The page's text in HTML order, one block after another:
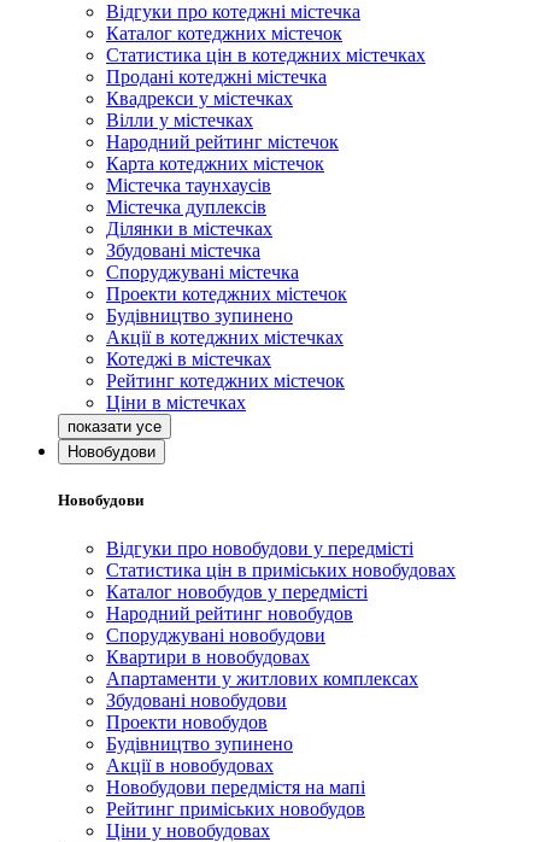
Відгуки про котеджні містечка
Каталог котеджних містечок
Статистика цін в котеджних містечках
Продані котеджні містечка
Квадрекси у містечках
Вілли у містечках
Народний рейтинг містечок
Карта котеджних містечок
Містечка таунхаусів
Містечка дуплексів
Ділянки в містечках
Збудовані містечка
Споруджувані містечка
Проекти котеджних містечок
Будівництво зупинено
Акції в котеджних містечках
Котеджі в містечках
Рейтинг котеджних містечок
Ціни в містечках
Новобудови
Новобудови
Відгуки про новобудови у передмісті
Статистика цін в приміських новобудовах
Каталог новобудов у передмісті
Народний рейтинг новобудов
Споруджувані новобудови
Квартири в новобудовах
Апартаменти у житлових комплексах
Збудовані новобудови
Проекти новобудов
Будівництво зупинено
Акції в новобудовах
Новобудови передмістя на мапі
Рейтинг приміських новобудов
Ціни у новобудовах